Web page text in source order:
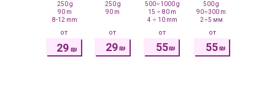
29₪ 55₪ 55₪
250 g
90 m
8-12 mm
250 g
90 m
500÷1000 g
15 ÷ 80 m
4 ÷ 10 mm
500 g
90÷300 m
2÷5 мм
29 ₪
от от от от